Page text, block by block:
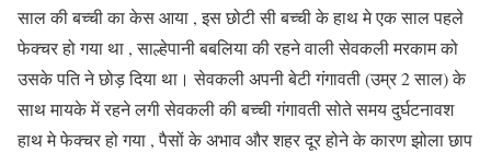
साल की बच्ची का केस आया , इस छोटी सी बच्ची के हाथ मे एक साल पहले
फेक्चर हो गया था , साल्हेपानी बबलिया की रहने वाली सेवकली मरकाम को
उसके पति ने छोड़ दिया था। सेवकली अपनी बेटी गंगावती (उम्र 2 साल) के
साथ मायके में रहने लगी सेवकली की बच्ची गंगावती सोते समय दुर्घटनावश
हाथ मे फेक्चर हो गया , पैसों के अभाव और शहर दूर होने के कारण झोला छाप